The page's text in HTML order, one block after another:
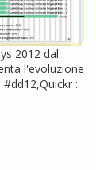
2012 dal
l'evoluzione
: